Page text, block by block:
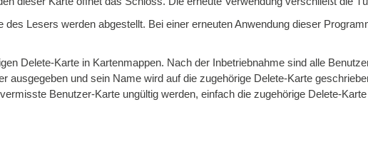
Lesers werden abgestellt. Bei einer erneuten Anwendung dieser
Delete-Karte in Kartenmappen. Nach der Inbetriebnahme sind alle
ausgegeben und sein Name wird auf die zugehörige Delete-Karte
Benutzer-Karte ungültig werden, einfach die zugehörige Delete-